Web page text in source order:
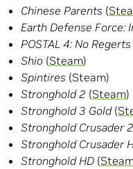
Chinese Parents (
Earth Defense Force:
POSTAL 4: No Regerts
Shio (Steam)
Spintires (Steam)
Stronghold 2 (Steam)
Stronghold 3 Gold (
Stronghold Crusader 2
Stronghold Crusader
Stronghold HD (